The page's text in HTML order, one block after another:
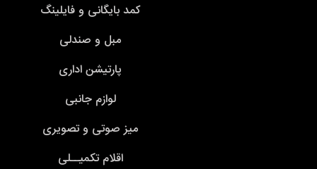
کمد بایگانی و فایلینگ
مبل و صندلی
پارتیشن اداری
لوازم جانبی
میز صوتی و تصویری
اقلام تکمیــلی